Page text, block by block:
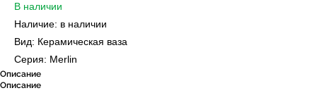
В наличии
Наличие: в наличии
Вид: Керамическая ваза
Серия: Merlin
Описание
Описание